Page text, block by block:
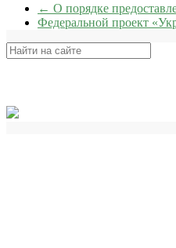
← О порядке
Федеральной проект
Поиск